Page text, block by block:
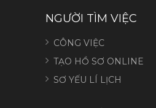
NGƯỜI TÌM VIỆC
CÔNG VIỆC
TẠO HỒ SƠ ONLINE
SƠ YẾU LÍ LỊCH